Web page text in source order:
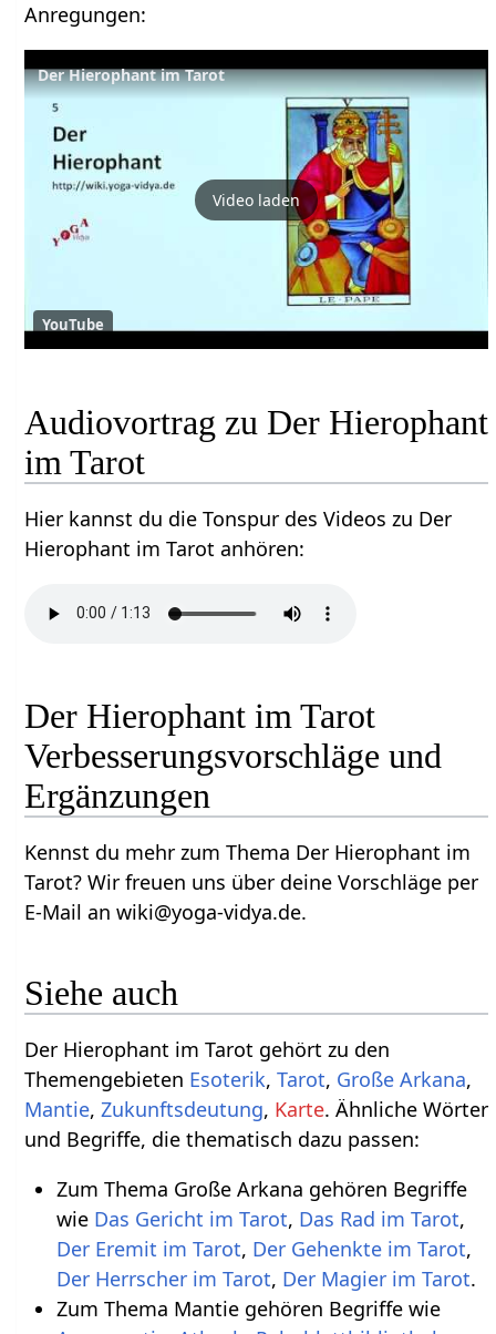
Anregungen:
Der Hierophant im Tarot
Video laden
YouTube
Audiovortrag zu Der Hierophant
im Tarot
Hier kannst du die Tonspur des Videos zu Der
Hierophant im Tarot anhören:
Der Hierophant im Tarot
Verbesserungsvorschläge und
Ergänzungen
Kennst du mehr zum Thema Der Hierophant im
Tarot? Wir freuen uns über deine Vorschläge per
E-Mail an wiki@yoga-vidya.de.
Siehe auch
Der Hierophant im Tarot gehört zu den
Themengebieten Esoterik,Tarot, Große Arkana,
Mantie,Zukunftsdeutung, Karte. Ähnliche Wörter
und Begriffe, die thematisch dazu passen:
Zum Thema Große Arkana gehören Begriffe
wie Das Gericht im Tarot, Das Rad im Tarot,
Der Eremit im Tarot, Der Gehenkte im Tarot,
Der Herrscher im Tarot, Der Magier im Tarot.
Zum Thema Mantie gehören Begriffe wie